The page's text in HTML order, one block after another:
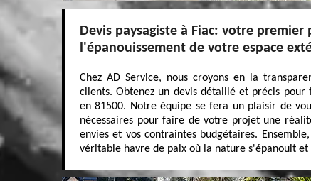
Devis paysagiste à Fiac: votre premier
l'épanouissement de votre espace
Chez AD Service, nous croyons en la
clients. Obtenez un devis détaillé et précis pour
en 81500. Notre équipe se fera un plaisir de
nécessaires pour faire de votre projet une
envies et vos contraintes budgétaires.
véritable havre de paix où la nature s'épanouit et